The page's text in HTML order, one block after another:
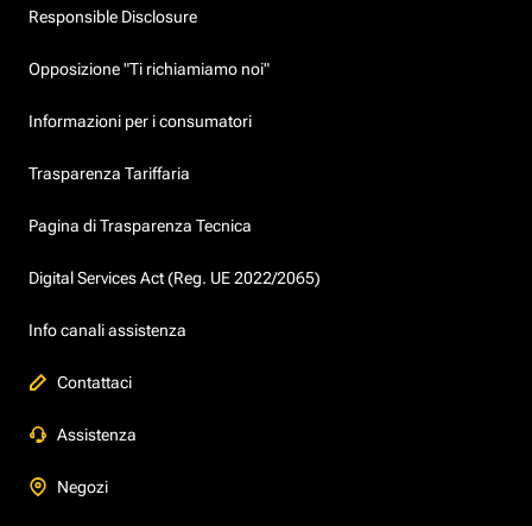
Responsible Disclosure
Opposizione "Ti richiamiamo noi"
Informazioni per i consumatori
Trasparenza Tariffaria
Pagina di Trasparenza Tecnica
Digital Services Act (Reg. UE 2022/2065)
Info canali assistenza
Contattaci
Assistenza
Negozi